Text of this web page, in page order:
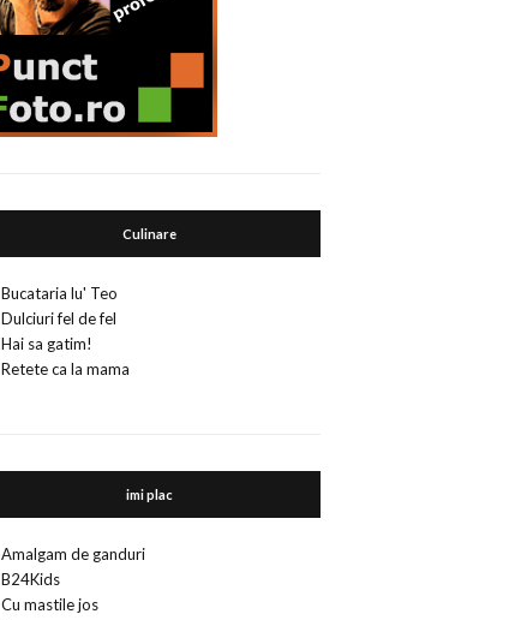
Culinare
Bucataria lu' Teo
Dulciuri fel de fel
Hai sa gatim!
Retete ca la mama
imi plac
Amalgam de ganduri
B24Kids
Cu mastile jos